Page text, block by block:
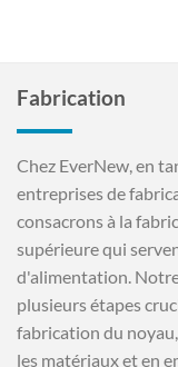
Fabrication
Chez EverNew, en
entreprises de
consacrons à la
supérieure qui
d'alimentation.
plusieurs étapes
fabrication du
les matériaux et en